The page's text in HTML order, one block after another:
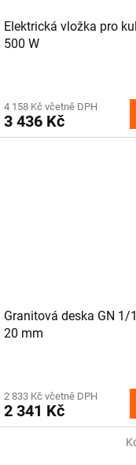
Elektrická vložka pro
500 W
4 158 Kč včetně DPH
3 436 Kč
Granitová deska GN 1/
20 mm
2 833 Kč včetně DPH
2 341 Kč